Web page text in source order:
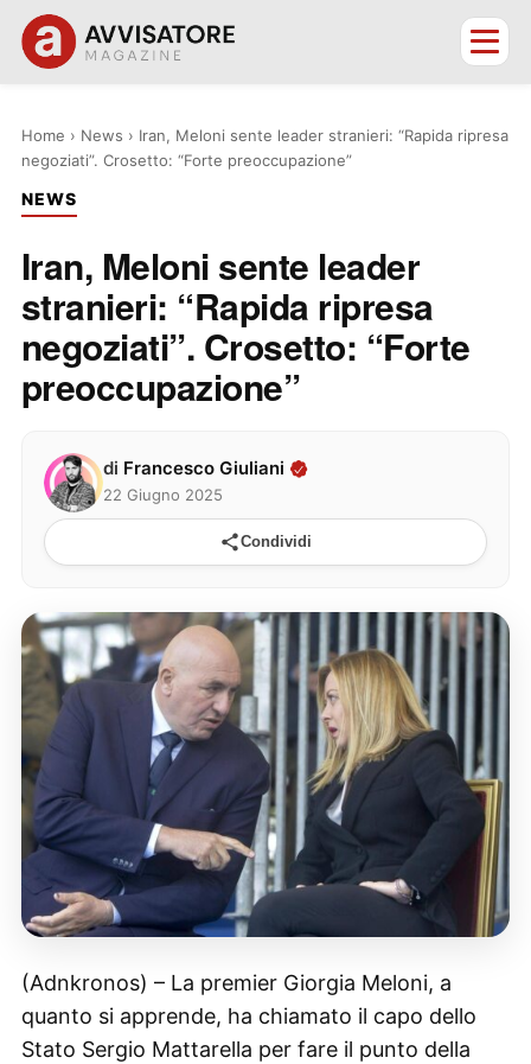
Home › News › Iran, Meloni sente leader stranieri: “Rapida ripresa
negoziati”. Crosetto: “Forte preoccupazione”
NEWS
Iran, Meloni sente leader
stranieri: “Rapida ripresa
negoziati”. Crosetto: “Forte
preoccupazione”
di Francesco Giuliani
22 Giugno 2025
Condividi
(Adnkronos) – La premier Giorgia Meloni, a
quanto si apprende, ha chiamato il capo dello
Stato Sergio Mattarella per fare il punto della